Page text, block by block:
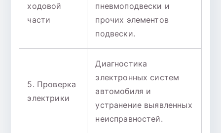
ходовой
части
пневмоподвески и
прочих элементов
подвески.
5. Проверка
электрики
Диагностика
электронных систем
автомобиля и
устранение выявленных
неисправностей.